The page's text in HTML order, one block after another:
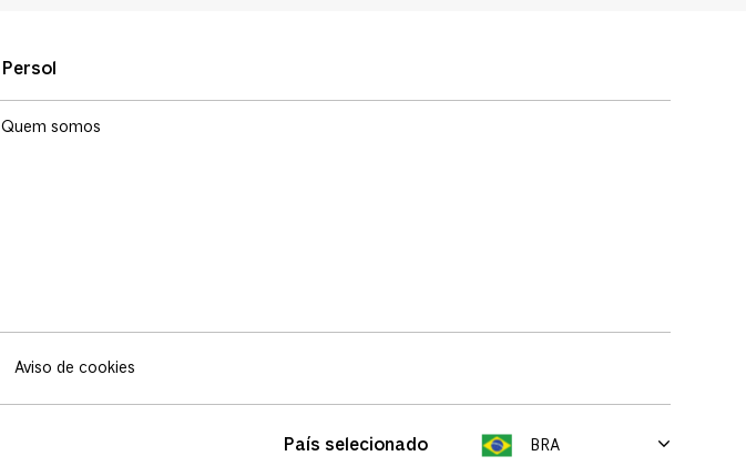
Persol
Quem somos
Aviso de cookies
País selecionado BRA